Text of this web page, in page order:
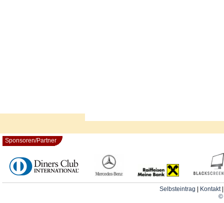
Sponsoren/Partner
Selbsteintrag Kontakt
©